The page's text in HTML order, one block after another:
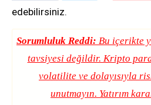
edebilirsiniz.
Sorumluluk Reddi: Bu içerikte
tavsiyesi değildir. Kripto
volatilite ve dolayısıyla
unutmayın. Yatırım